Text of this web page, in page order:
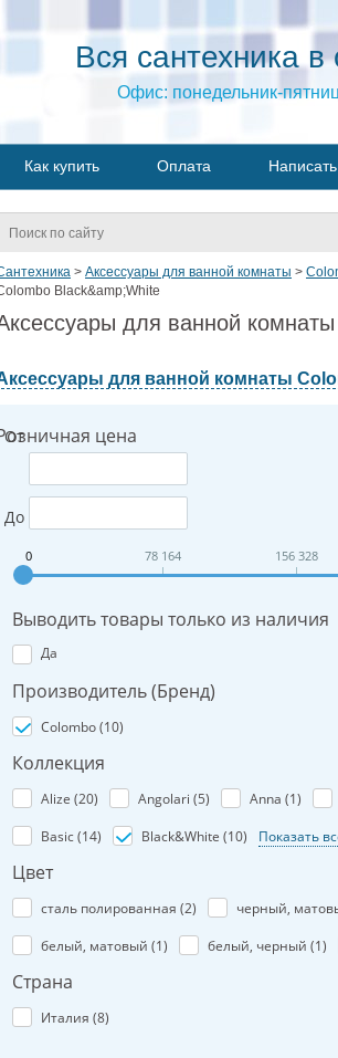
Вся сантехника
Офис: понедельник-
Как купить Оплата
> Аксессуары для ванной комнаты >
Black&amp;White
для ванной
для ванной комнаты
цена
От
До
0 78 164 156 328
Выводить товары только из наличия
Да
Производитель (Бренд)
Colombo (10)
Коллекция
Alize (20) Angolari (5) Anna (1)
Basic (14) Black&White (10) Показать
Цвет
сталь полированная (2) черный,
белый, матовый (1) белый, черный (1)
Страна
Италия (8)